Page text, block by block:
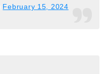
February 15, 2024